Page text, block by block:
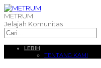
METRUM
Jelajah Komunitas
LEBIH
TENTANG KAMI